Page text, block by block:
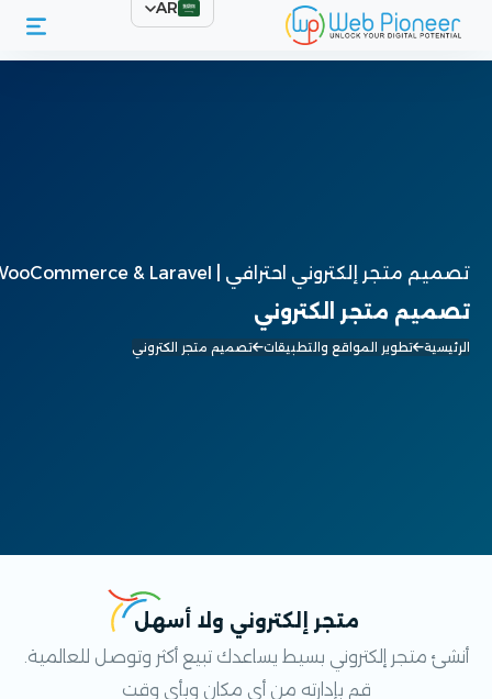
AR
تصميم متجر إلكتروني احترافي | WooCommerce & Laravel
تصميم متجر الكتروني
الرئيسية تطوير المواقع والتطبيقات تصميم متجر الكتروني
متجر إلكتروني ولا أسهل
أنشئ متجر إلكتروني بسيط يساعدك تبيع أكثر وتوصل للعالمية.
قم بإدارته من أي مكان وبأي وقت